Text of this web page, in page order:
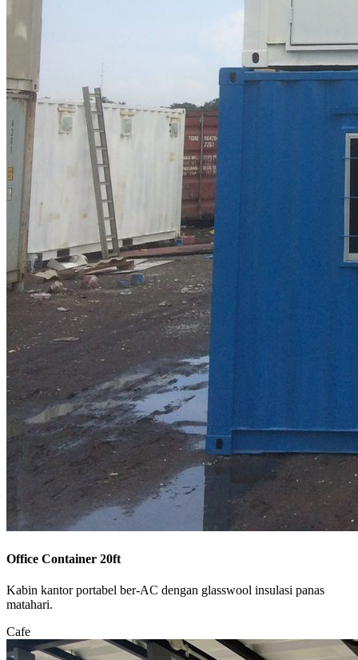
Office Container 20ft
Kabin kantor portabel ber-AC dengan glasswool insulasi panas
matahari.
Cafe